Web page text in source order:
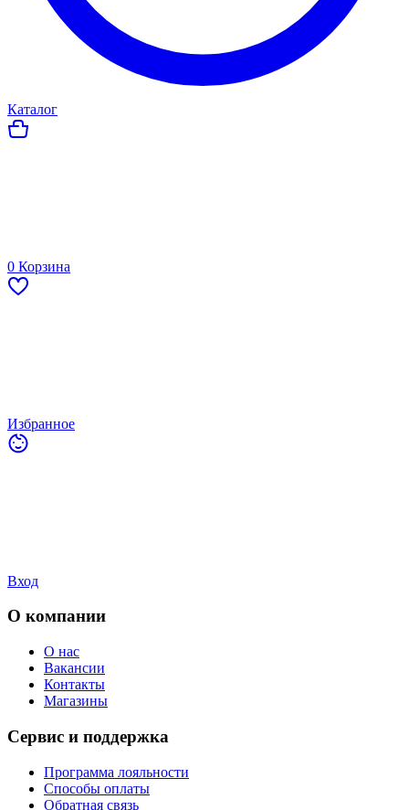
Каталог
0 Корзина
Избранное
Вход
О компании
О нас
Вакансии
Контакты
Магазины
Сервис и поддержка
Программа лояльности
Способы оплаты
Обратная связь